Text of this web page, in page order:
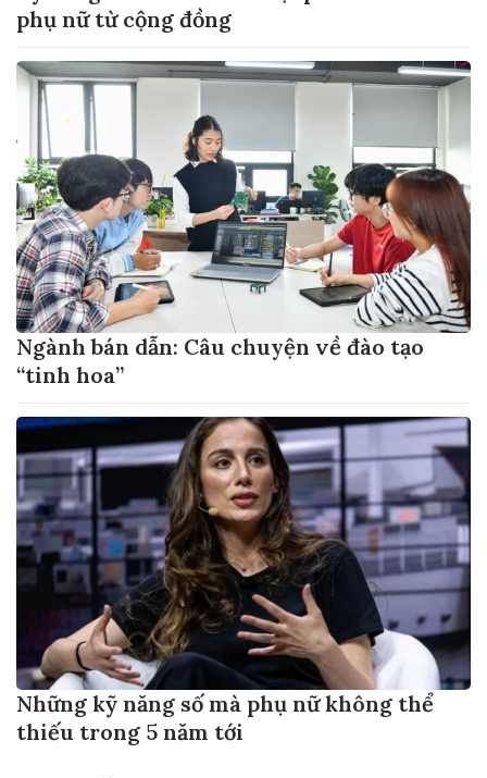
phụ nữ từ cộng đồng
Ngành bán dẫn: Câu chuyện về đào tạo
“tinh hoa”
Những kỹ năng số mà phụ nữ không thể
thiếu trong 5 năm tới